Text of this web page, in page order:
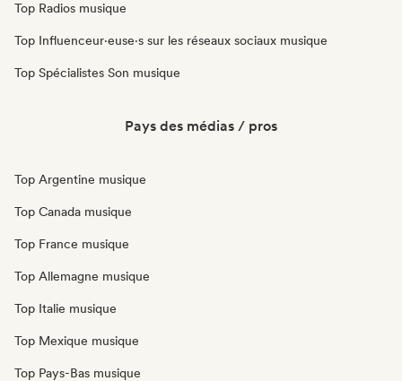
Top Radios musique
Top Influenceur·euse·s sur les réseaux sociaux musique
Top Spécialistes Son musique
Pays des médias / pros
Top Argentine musique
Top Canada musique
Top France musique
Top Allemagne musique
Top Italie musique
Top Mexique musique
Top Pays-Bas musique